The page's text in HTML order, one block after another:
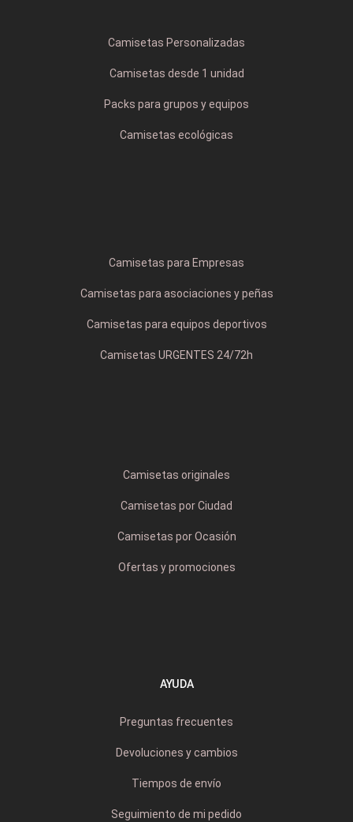
Camisetas Personalizadas
Camisetas desde 1 unidad
Packs para grupos y equipos
Camisetas ecológicas
Camisetas para Empresas
Camisetas para asociaciones y peñas
Camisetas para equipos deportivos
Camisetas URGENTES 24/72h
Camisetas originales
Camisetas por Ciudad
Camisetas por Ocasión
Ofertas y promociones
AYUDA
Preguntas frecuentes
Devoluciones y cambios
Tiempos de envío
Seguimiento de mi pedido